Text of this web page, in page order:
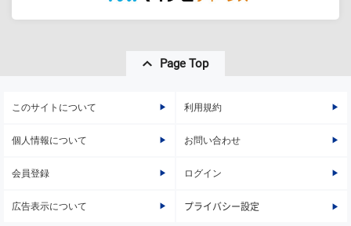
Page Top
このサイトについて 利用規約
個人情報について お問い合わせ
会員登録 ログイン
広告表示について プライバシー設定